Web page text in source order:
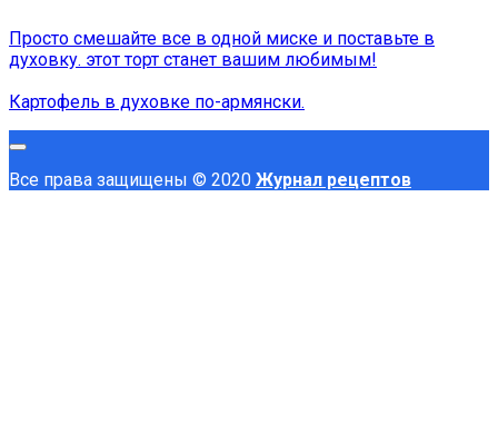
Просто смешайте все в одной миске и поставьте в
духовку. этот торт станет вашим любимым!
Картофель в духовке по-армянски.
Все права защищены © 2020 Журнал рецептов